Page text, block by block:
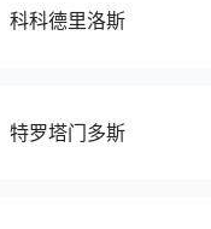
科科德里洛斯
特罗塔门多斯